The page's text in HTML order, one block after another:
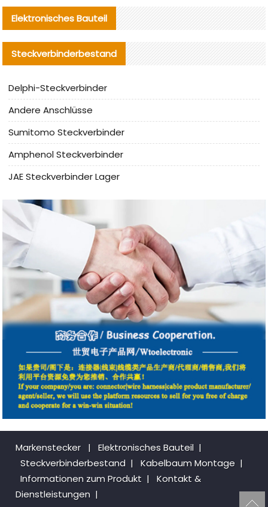
Elektronisches Bauteil
Steckverbinderbestand
Delphi-Steckverbinder
Andere Anschlüsse
Sumitomo Steckverbinder
Amphenol Steckverbinder
JAE Steckverbinder Lager
Markenstecker | Elektronisches Bauteil |
Steckverbinderbestand | Kabelbaum Montage |
Informationen zum Produkt |
Kontakt &
Dienstleistungen |